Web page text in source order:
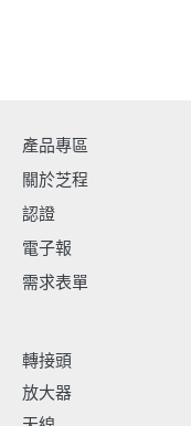
產品專區
關於芝程
認證
電子報
需求表單
轉接頭
放大器